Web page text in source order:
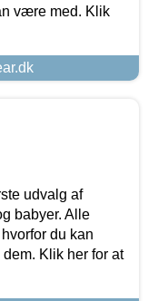
være med. Klik
udvalg af
babyer. Alle
du kan
Klik her for at